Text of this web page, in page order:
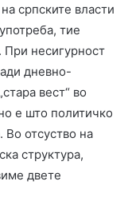
српските власти
тие
При несигурност
дневно-
вест“ во
е што политичко
Во отсуство на
структура,
двете